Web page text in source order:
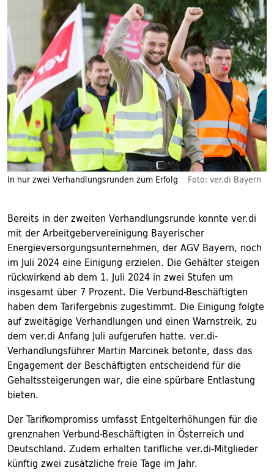
In nur zwei Verhandlungsrunden zum Erfolg Foto: ver.di Bayern
Bereits in der zweiten Verhandlungsrunde konnte ver.di
mit der Arbeitgebervereinigung Bayerischer
Energieversorgungsunternehmen, der AGV Bayern, noch
im Juli 2024 eine Einigung erzielen. Die Gehälter steigen
rückwirkend ab dem 1. Juli 2024 in zwei Stufen um
insgesamt über 7 Prozent. Die Verbund-Beschäftigten
haben dem Tarifergebnis zugestimmt. Die Einigung folgte
auf zweitägige Verhandlungen und einen Warnstreik, zu
dem ver.di Anfang Juli aufgerufen hatte. ver.di-
Verhandlungsführer Martin Marcinek betonte, dass das
Engagement der Beschäftigten entscheidend für die
Gehaltssteigerungen war, die eine spürbare Entlastung
bieten.
Der Tarifkompromiss umfasst Entgelterhöhungen für die
grenznahen Verbund-Beschäftigten in Österreich und
Deutschland. Zudem erhalten tarifliche ver.di-Mitglieder
künftig zwei zusätzliche freie Tage im Jahr.